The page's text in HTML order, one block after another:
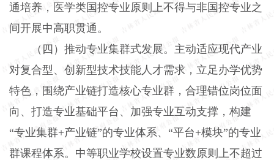
通培养，医学类国控专业原则上不得与非国控专业之
间开展中高职贯通。
（四）推动专业集群式发展。 主动适应现代产业
对复合型、创新型技术技能人才需求，立足办学优势
特色，围绕产业链打造核心专业群，合理错位岗位面
向、打造专业基础平台、加强专业互动支撑，构建
“专业集群+产业链”的专业体系、“平台+模块”的专业
群课程体系。中等职业学校设置专业数原则上不超过